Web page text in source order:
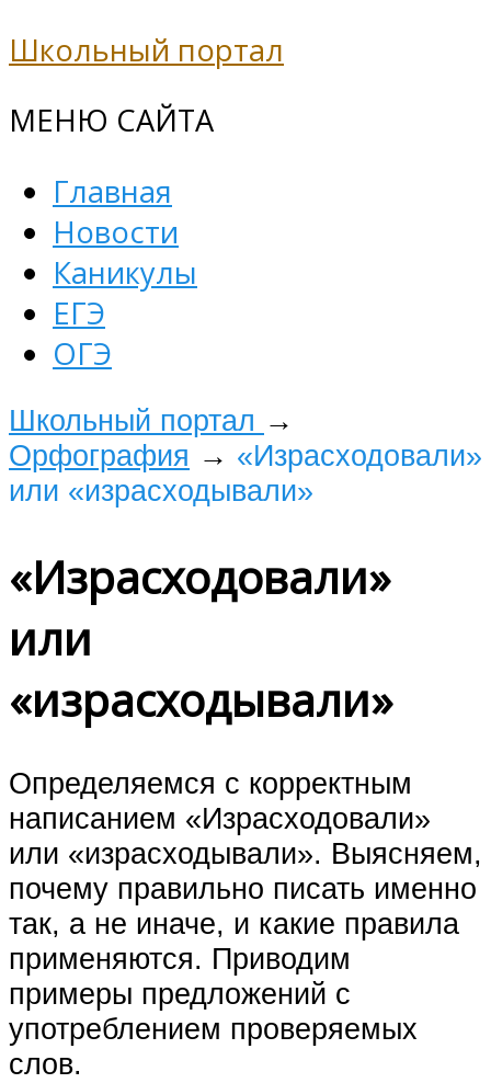
Школьный портал
МЕНЮ САЙТА
Главная
Новости
Каникулы
ЕГЭ
ОГЭ
Школьный портал →
Орфография → «Израсходовали»
или «израсходывали»
«Израсходовали»
или
«израсходывали»
Определяемся с корректным
написанием «Израсходовали»
или «израсходывали». Выясняем,
почему правильно писать именно
так, а не иначе, и какие правила
применяются. Приводим
примеры предложений с
употреблением проверяемых
слов.